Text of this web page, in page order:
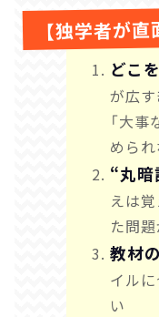
【独学者が
どこ
が広す
「大
めら
“丸暗
えは
た問
教材
イル
い